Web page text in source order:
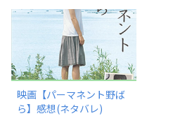
映画【パーマネント野ば
ら】感想(ネタバレ)